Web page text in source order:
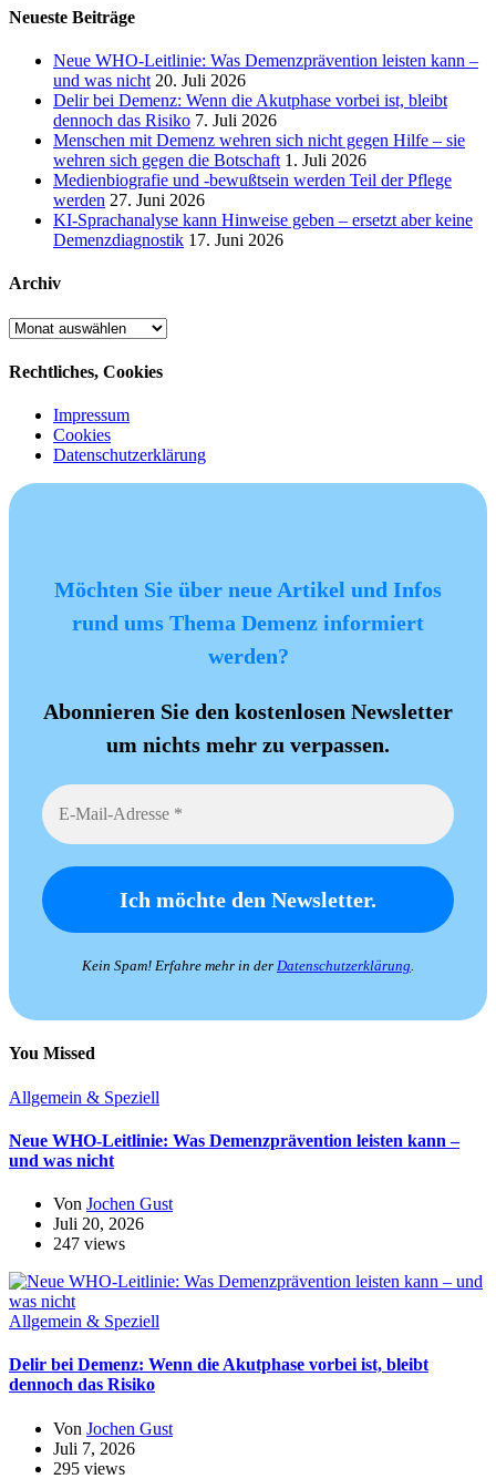
Neueste Beiträge
Neue WHO-Leitlinie: Was Demenzprävention leisten kann –
und was nicht 20. Juli 2026
Delir bei Demenz: Wenn die Akutphase vorbei ist, bleibt
dennoch das Risiko 7. Juli 2026
Menschen mit Demenz wehren sich nicht gegen Hilfe – sie
wehren sich gegen die Botschaft 1. Juli 2026
Medienbiografie und -bewußtsein werden Teil der Pflege
werden 27. Juni 2026
KI-Sprachanalyse kann Hinweise geben – ersetzt aber keine
Demenzdiagnostik 17. Juni 2026
Archiv
Archiv
Rechtliches, Cookies
Impressum
Cookies
Datenschutzerklärung
Möchten Sie über neue Artikel und Infos
rund ums Thema Demenz informiert
werden?
Abonnieren Sie den kostenlosen Newsletter
um nichts mehr zu verpassen.
Kein Spam! Erfahre mehr in der Datenschutzerklärung.
You Missed
Allgemein & Speziell
Neue WHO-Leitlinie: Was Demenzprävention leisten kann –
und was nicht
Von Jochen Gust
Juli 20, 2026
247 views
Allgemein & Speziell
Delir bei Demenz: Wenn die Akutphase vorbei ist, bleibt
dennoch das Risiko
Von Jochen Gust
Juli 7, 2026
295 views